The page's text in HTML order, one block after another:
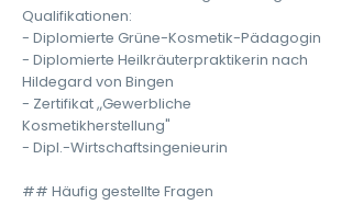
Qualifikationen:
- Diplomierte Grüne-Kosmetik-Pädagogin
- Diplomierte Heilkräuterpraktikerin nach
Hildegard von Bingen
- Zertifikat „Gewerbliche
Kosmetikherstellung"
- Dipl.-Wirtschaftsingenieurin
## Häufig gestellte Fragen